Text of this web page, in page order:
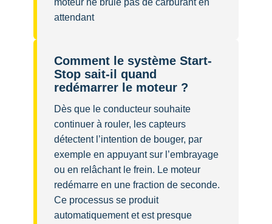
attendant
Comment le système Start-
Stop sait-il quand
redémarrer le moteur ?
Dès que le conducteur souhaite
continuer à rouler, les capteurs
détectent l’intention de bouger, par
exemple en appuyant sur l’embrayage
ou en relâchant le frein. Le moteur
redémarre en une fraction de seconde.
Ce processus se produit
automatiquement et est presque